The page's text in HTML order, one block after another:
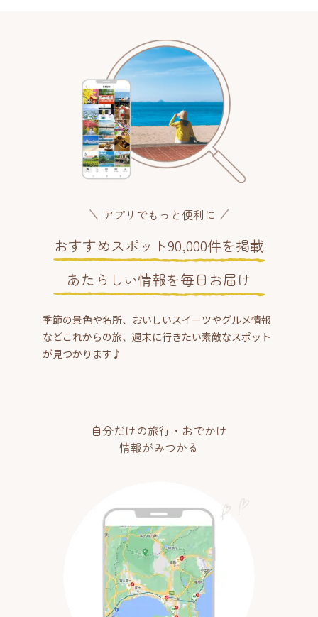
アプリでもっと便利に
おすすめスポット90,000件を掲載
あたらしい情報を毎日お届け
季節の景色や名所、おいしいスイーツやグルメ情報
などこれからの旅、週末に行きたい素敵なスポット
が見つかります♪
自分だけの旅行・おでかけ
情報がみつかる